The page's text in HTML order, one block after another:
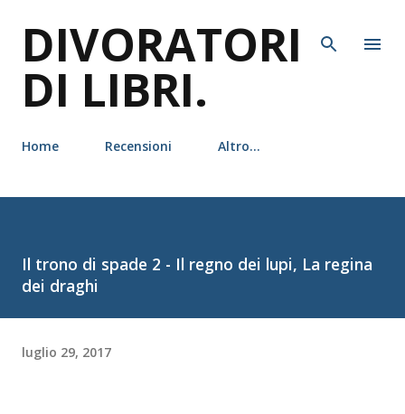
DIVORATORI
DI LIBRI.
Home Recensioni Altro…
Il trono di spade 2 - Il regno dei lupi, La regina
dei draghi
luglio 29, 2017